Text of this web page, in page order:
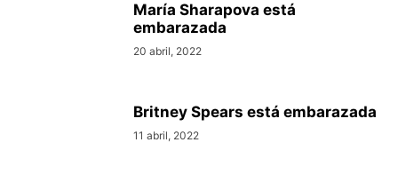
María Sharapova está
embarazada
20 abril, 2022
Britney Spears está embarazada
11 abril, 2022